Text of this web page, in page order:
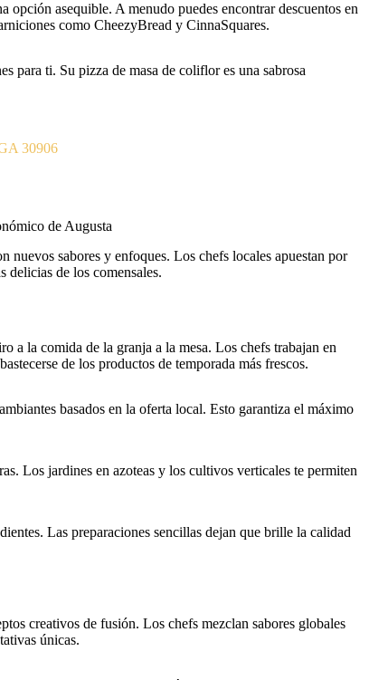
opción asequible. A menudo puedes encontrar descuentos en
como CheezyBread y CinnaSquares.
para ti. Su pizza de masa de coliflor es una sabrosa
30906
de Augusta
nuevos sabores y enfoques. Los chefs locales apuestan por
delicias de los comensales.
a la comida de la granja a la mesa. Los chefs trabajan en
de los productos de temporada más frescos.
basados en la oferta local. Esto garantiza el máximo
Los jardines en azoteas y los cultivos verticales te permiten
Las preparaciones sencillas dejan que brille la calidad
creativos de fusión. Los chefs mezclan sabores globales
únicas.